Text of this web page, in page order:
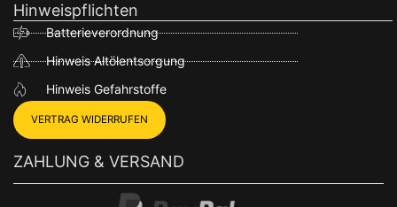
Hinweispflichten
Batterieverordnung
Hinweis Altölentsorgung
Hinweis Gefahrstoffe
VERTRAG WIDERRUFEN
ZAHLUNG & VERSAND